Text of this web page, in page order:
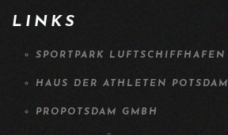
LINKS
SPORTPARK LUFTSCHIFFHAFEN
HAUS DER ATHLETEN POTSDAM
PROPOTSDAM GMBH